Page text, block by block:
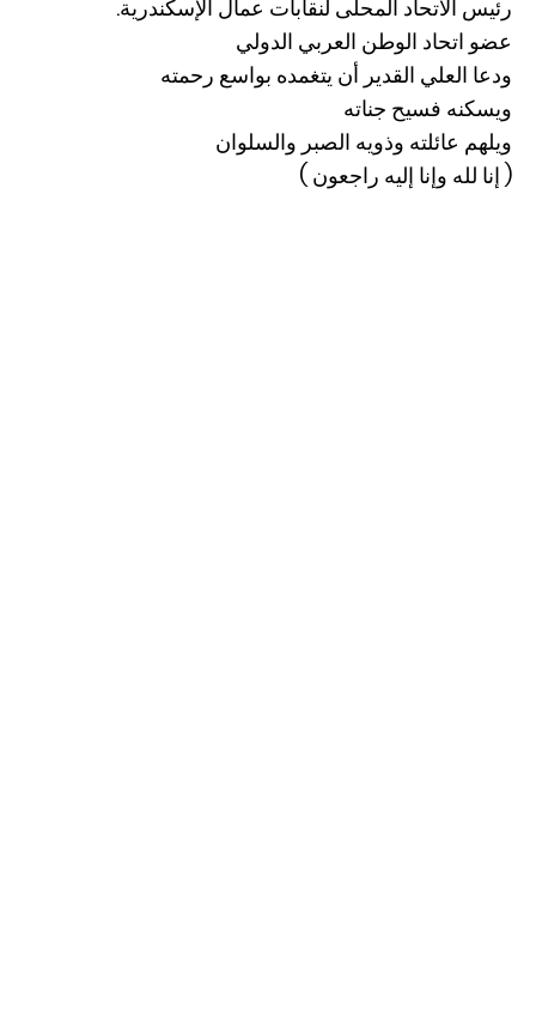
رئيس الاتحاد المحلى لنقابات عمال الإسكندرية.
عضو اتحاد الوطن العربي الدولي
ودعا العلي القدير أن يتغمده بواسع رحمته
ويسكنه فسيح جناته
ويلهم عائلته وذويه الصبر والسلوان
( إنا لله وإنا إليه راجعون )